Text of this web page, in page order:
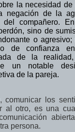
la necesidad de
negación de la
del compañero.
sino de
o agresivo;
de confianza
de la
un notable
de la pareja.
comunicar los
al otro, es una
persona.